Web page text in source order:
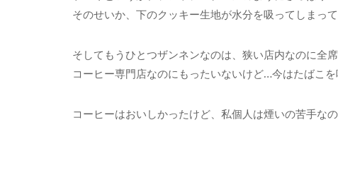
そのせいか、下のクッキー生地が水分を吸ってしまっ
そしてもうひとつザンネンなのは、狭い店内なのに全席
コーヒー専門店なのにもったいないけど…今はたばこ
コーヒーはおいしかったけど、私個人は煙いの苦手な